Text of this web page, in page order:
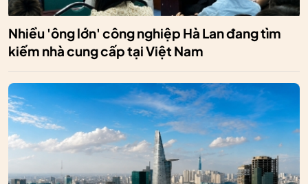
Nhiều 'ông lớn' công nghiệp Hà Lan đang tìm
kiếm nhà cung cấp tại Việt Nam